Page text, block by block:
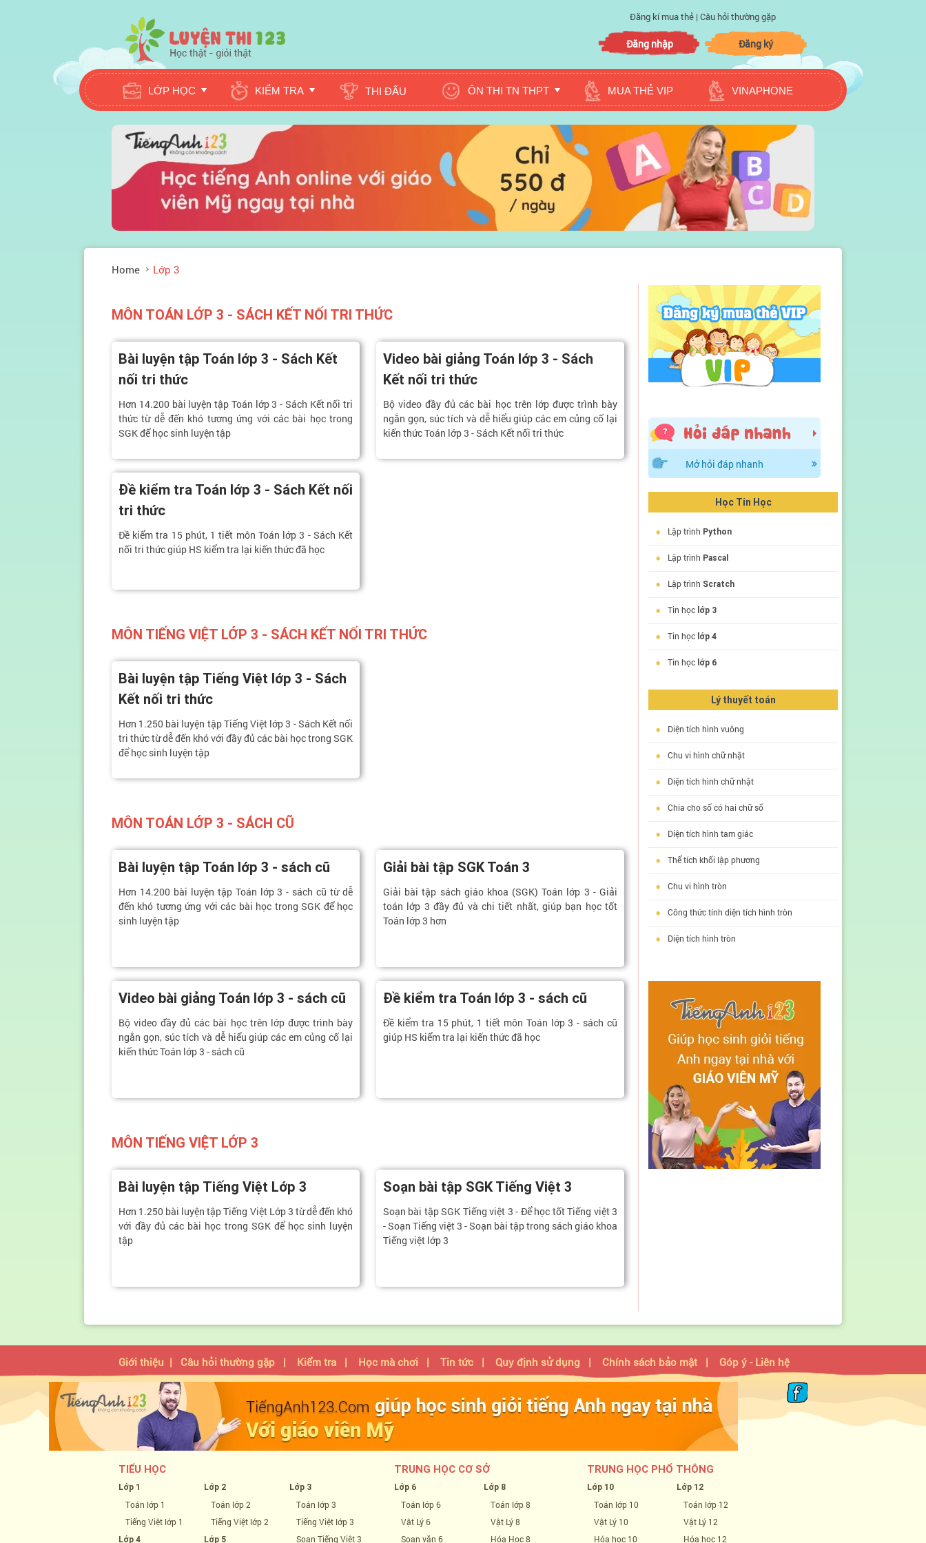
Đăng kí mua thẻ | Câu hỏi thường gặp
Đăng nhập Đăng ký
LỚP HỌC KIỂM TRA THI ĐẤU ÔN THI TN THPT MUA THẺ VIP VINAPHONE
Home Lớp 3
MÔN TOÁN LỚP 3 - SÁCH KẾT NỐI TRI THỨC
Bài luyện tập Toán lớp 3 - Sách Kết
nối tri thức
Hơn 14.200 bài luyện tập Toán lớp 3 - Sách Kết nối tri
thức từ dễ đến khó tương ứng với các bài học trong
SGK để học sinh luyện tập
Video bài giảng Toán lớp 3 - Sách
Kết nối tri thức
Bộ video đầy đủ các bài học trên lớp được trình bày
ngắn gọn, súc tích và dễ hiểu giúp các em củng cố lại
kiến thức Toán lớp 3 - Sách Kết nối tri thức
Đề kiểm tra Toán lớp 3 - Sách Kết nối
tri thức
Đề kiểm tra 15 phút, 1 tiết môn Toán lớp 3 - Sách Kết
nối tri thức giúp HS kiểm tra lại kiến thức đã học
MÔN TIẾNG VIỆT LỚP 3 - SÁCH KẾT NỐI TRI THỨC
Bài luyện tập Tiếng Việt lớp 3 - Sách
Kết nối tri thức
Hơn 1.250 bài luyện tập Tiếng Việt lớp 3 - Sách Kết nối
tri thức từ dễ đến khó với đầy đủ các bài học trong SGK
để học sinh luyện tập
MÔN TOÁN LỚP 3 - SÁCH CŨ
Bài luyện tập Toán lớp 3 - sách cũ
Hơn 14.200 bài luyện tập Toán lớp 3 - sách cũ từ dễ
đến khó tương ứng với các bài học trong SGK để học
sinh luyện tập
Giải bài tập SGK Toán 3
Giải bài tập sách giáo khoa (SGK) Toán lớp 3 - Giải
toán lớp 3 đầy đủ và chi tiết nhất, giúp bạn học tốt
Toán lớp 3 hơn
Video bài giảng Toán lớp 3 - sách cũ
Bộ video đầy đủ các bài học trên lớp được trình bày
ngắn gọn, súc tích và dễ hiểu giúp các em củng cố lại
kiến thức Toán lớp 3 - sách cũ
Đề kiểm tra Toán lớp 3 - sách cũ
Đề kiểm tra 15 phút, 1 tiết môn Toán lớp 3 - sách cũ
giúp HS kiểm tra lại kiến thức đã học
MÔN TIẾNG VIỆT LỚP 3
Bài luyện tập Tiếng Việt Lớp 3
Hơn 1.250 bài luyện tập Tiếng Việt Lớp 3 từ dễ đến khó
với đầy đủ các bài học trong SGK để học sinh luyện
tập
Soạn bài tập SGK Tiếng Việt 3
Soạn bài tập SGK Tiếng việt 3 - Để học tốt Tiếng việt 3
- Soạn Tiếng việt 3 - Soạn bài tập trong sách giáo khoa
Tiếng việt lớp 3
Mở hỏi đáp nhanh
Học Tin Học
• Lập trình Python
• Lập trình Pascal
• Lập trình Scratch
• Tin học lớp 3
• Tin học lớp 4
• Tin học lớp 6
Lý thuyết toán
• Diện tích hình vuông
• Chu vi hình chữ nhật
• Diện tích hình chữ nhật
• Chia cho số có hai chữ số
• Diện tích hình tam giác
• Thể tích khối lập phương
• Chu vi hình tròn
• Công thức tính diện tích hình tròn
• Diện tích hình tròn
Giới thiệu | Câu hỏi thường gặp | Kiểm tra | Học mà chơi | Tin tức | Quy định sử dụng | Chính sách bảo mật | Góp ý - Liên hệ
TIỂU HỌC
Lớp 1
Toán lớp 1
Tiếng Việt lớp 1
Lớp 4
Lớp 2
Toán lớp 2
Tiếng Việt lớp 2
Lớp 5
Lớp 3
Toán lớp 3
Tiếng Việt lớp 3
Soạn Tiếng Việt 3
TRUNG HỌC CƠ SỞ
Lớp 6
Toán lớp 6
Vật Lý 6
Soạn văn 6
Lớp 8
Toán lớp 8
Vật Lý 8
Hóa Học 8
TRUNG HỌC PHỔ THÔNG
Lớp 10
Toán lớp 10
Vật Lý 10
Hóa học 10
Lớp 12
Toán lớp 12
Vật Lý 12
Hóa học 12